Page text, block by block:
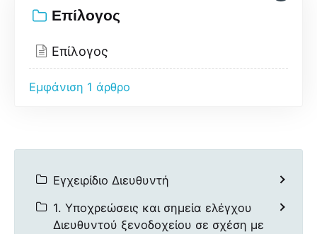
Επίλογος
Επίλογος
Εμφάνιση 1 άρθρο
Εγχειρίδιο Διευθυντή
1. Υποχρεώσεις και σημεία ελέγχου
Διευθυντού ξενοδοχείου σε σχέση με